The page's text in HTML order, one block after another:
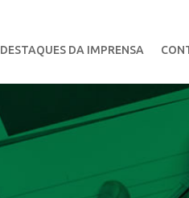
DESTAQUES DA IMPRENSA